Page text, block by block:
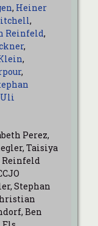
, Heiner
,
Reinfeld,
,
,
,
Uli
Perez,
Taisiya
Reinfeld
Stephan
Ben